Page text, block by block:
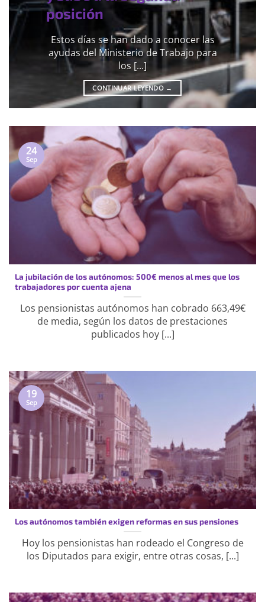
posición
Estos días se han dado a conocer las
ayudas del Ministerio de Trabajo para
los [...]
CONTINUAR LEYENDO →
La jubilación de los autónomos: 500€ menos al mes que los
trabajadores por cuenta ajena
Los pensionistas autónomos han cobrado 663,49€
de media, según los datos de prestaciones
publicados hoy [...]
24
Sep
Los autónomos también exigen reformas en sus pensiones
Hoy los pensionistas han rodeado el Congreso de
los Diputados para exigir, entre otras cosas, [...]
19
Sep